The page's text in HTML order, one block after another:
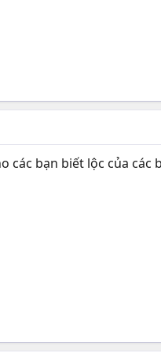
các bạn biết lộc của các